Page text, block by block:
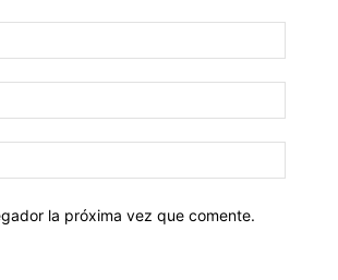
la próxima vez que comente.